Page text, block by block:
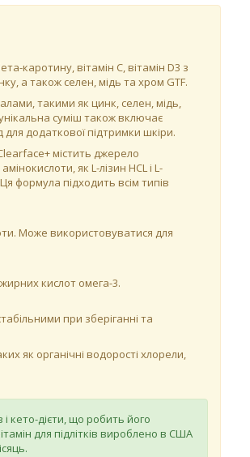
каротину, вітамін С, вітамін D3 з
а також селен, мідь та хром GTF.
такими як цинк, селен, мідь,
суміш також включає
для додаткової підтримки шкіри.
містить джерело
як L-лізин HCL і L-
формула підходить всім типів
Може використовуватися для
жирних кислот омега-3.
при зберіганні та
як органічні водорості хлорели,
кето-дієти, що робить його
для підлітків вироблено в США